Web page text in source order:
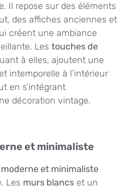
Il repose sur des éléments
des affiches anciennes et
créent une ambiance
Les touches de
à elles, ajoutent une
intemporelle à l’intérieur
en s’intégrant
décoration vintage.
et minimaliste
moderne et minimaliste
Les murs blancs et un